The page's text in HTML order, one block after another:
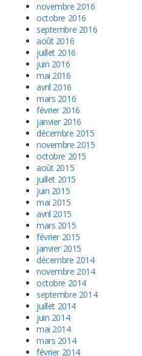
novembre 2016
octobre 2016
septembre 2016
août 2016
juillet 2016
juin 2016
mai 2016
avril 2016
mars 2016
février 2016
janvier 2016
décembre 2015
novembre 2015
octobre 2015
août 2015
juillet 2015
juin 2015
mai 2015
avril 2015
mars 2015
février 2015
janvier 2015
décembre 2014
novembre 2014
octobre 2014
septembre 2014
juillet 2014
juin 2014
mai 2014
mars 2014
février 2014